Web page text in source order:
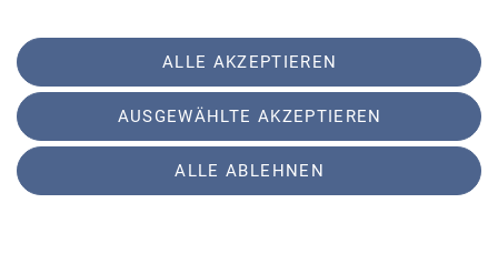
ALLE AKZEPTIEREN
AUSGEWÄHLTE AKZEPTIEREN
ALLE ABLEHNEN